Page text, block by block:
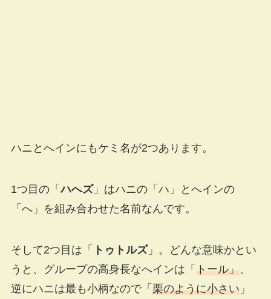
ハニとへインにもケミ名が2つあります。
1つ目の「ハへズ」はハニの「ハ」とへインの
「へ」を組み合わせた名前なんです。
そして2つ目は「 トゥトルズ」。どんな意味かとい
うと、グループの高身長なへインは「 トール」、
逆にハニは最も小柄なので「 栗のように小さい」